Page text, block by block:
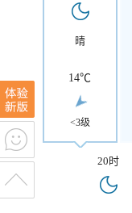
晴
14℃
<3级
20时